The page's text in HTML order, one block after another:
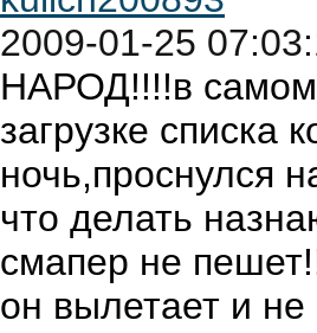
2009-01-25
НАРОД!!!!в самом
загрузке списка
ночь,проснулся
что делать
смапер не
он вылетает и не